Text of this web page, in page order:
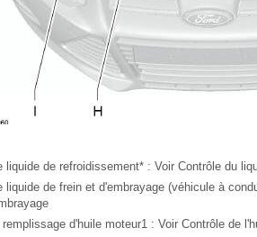
liquide de refroidissement* : Voir Contrôle du
liquide de frein et d'embrayage (véhicule à
remplissage d'huile moteur1 : Voir Contrôle de